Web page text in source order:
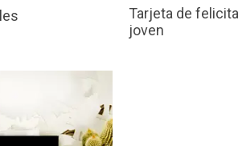
Tarjeta de
joven